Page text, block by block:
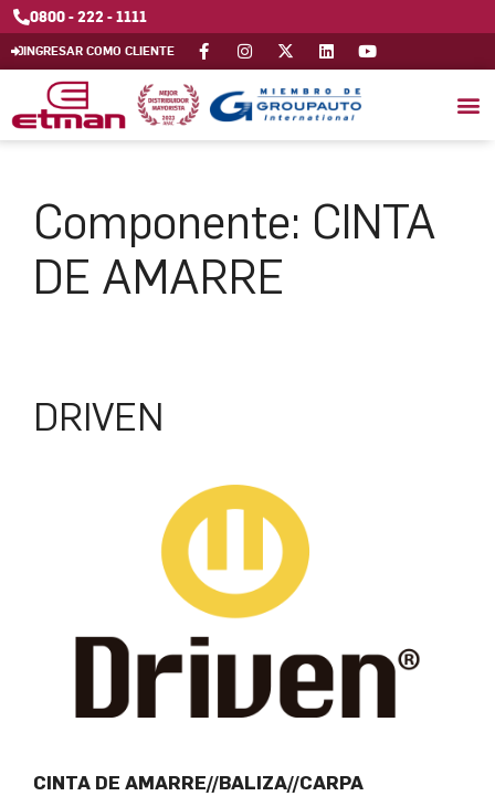
0800 - 222 - 1111
INGRESAR COMO CLIENTE
Componente: CINTA
DE AMARRE
DRIVEN
CINTA DE AMARRE//BALIZA//CARPA